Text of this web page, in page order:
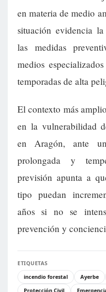
en materia de medio
situación evidencia
las medidas
medios
temporadas de alta
El contexto más
en la vulnerabilidad
en Aragón, ante
prolongada y
previsión apunta a
tipo puedan
años si no se
prevención y
ETIQUETAS
incendio forestal
Ayerbe
Protección Civil